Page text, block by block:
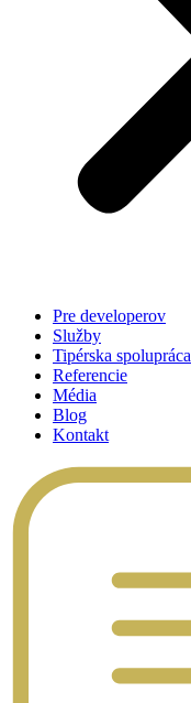
Pre developerov
Služby
Tipérska spolupráca
Referencie
Média
Blog
Kontakt